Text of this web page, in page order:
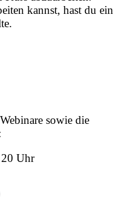
kannst, hast du ein
sowie die
Uhr